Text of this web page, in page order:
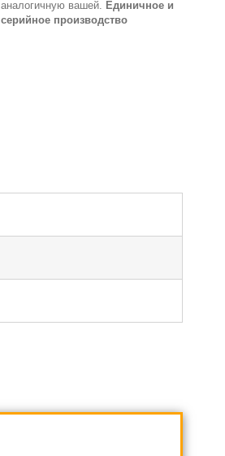
аналогичную вашей. Единичное и
серийное производство